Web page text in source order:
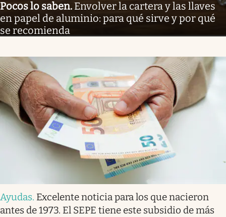
Pocos lo saben. Envolver la cartera y las llaves
en papel de aluminio: para qué sirve y por qué
se recomienda
Ayudas. Excelente noticia para los que nacieron
antes de 1973. El SEPE tiene este subsidio de más